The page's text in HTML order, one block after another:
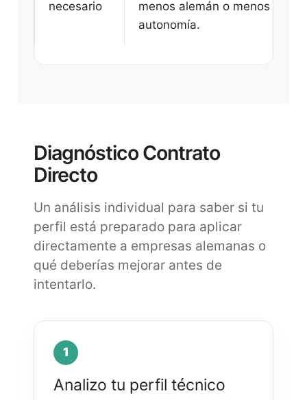
necesario
menos alemán o menos
autonomía.
Diagnóstico Contrato
Directo
Un análisis individual para saber si tu
perfil está preparado para aplicar
directamente a empresas alemanas o
qué deberías mejorar antes de
intentarlo.
1
Analizo tu perfil técnico